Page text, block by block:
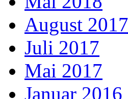
August 2017
Juli 2017
Mai 2017
Januar 2016